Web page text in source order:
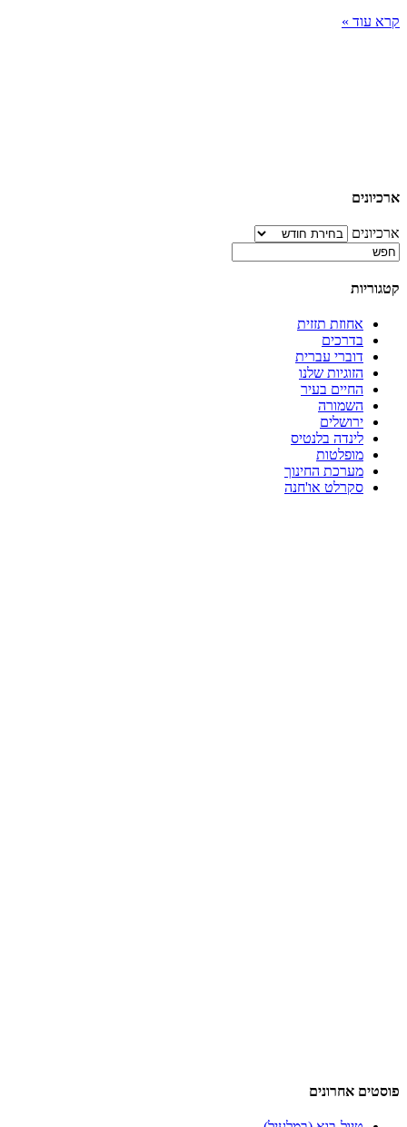
קרא עוד »
ארכיונים
ארכיונים
קטגוריות
אחוזת תזזית
בדרכים
דוברי עברית
הזוגיות שלנו
החיים בעיר
השמורה
ירושלים
לינדה בלנטיס
מופלטות
מערכת החינוך
סקרלט או'חנה
פוסטים אחרונים